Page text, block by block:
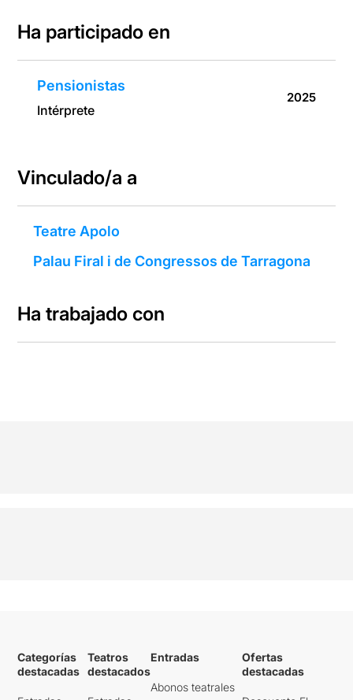
Ha participado en
Pensionistas
Intérprete
2025
Vinculado/a a
Teatre Apolo
Palau Firal i de Congressos de Tarragona
Ha trabajado con
Categorías
destacadas
Teatros
destacados
Entradas
Abonos teatrales
Ofertas
destacadas